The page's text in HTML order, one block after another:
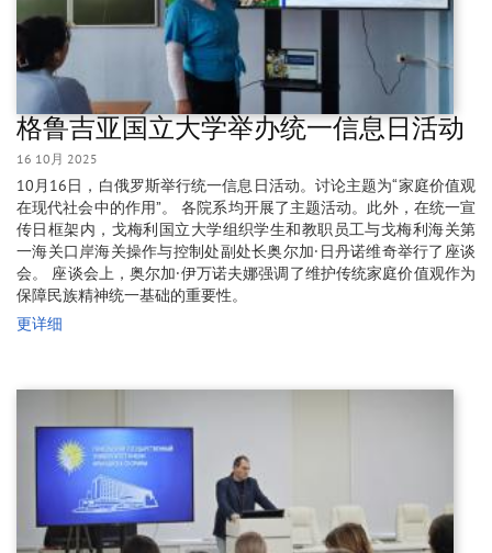
格鲁吉亚国立大学举办统一信息日活动
16 10月 2025
10月16日，白俄罗斯举行统一信息日活动。讨论主题为“家庭价值观
在现代社会中的作用”。 各院系均开展了主题活动。此外，在统一宣
传日框架内，戈梅利国立大学组织学生和教职员工与戈梅利海关第
一海关口岸海关操作与控制处副处长奥尔加·日丹诺维奇举行了座谈
会。 座谈会上，奥尔加·伊万诺夫娜强调了维护传统家庭价值观作为
保障民族精神统一基础的重要性。
更详细